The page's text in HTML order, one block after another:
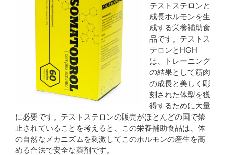
テストステロンと
成長ホルモンを生
成する栄養補助食
品です。テストス
テロンとHGH
は、トレーニング
の結果として筋肉
の成長と美しく彫
刻された体型を獲
得するために大量
に必要です。テストステロンの販売がほとんどの国で禁
止されていることを考えると、この栄養補助食品は、体
の自然なメカニズムを刺激してこのホルモンの産生を高
める合法で安全な薬剤です。